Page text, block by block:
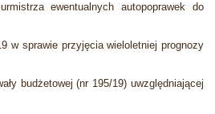
ewentualnych autopoprawek do
w sprawie przyjęcia wieloletniej prognozy
budżetowej (nr 195/19) uwzględniającej